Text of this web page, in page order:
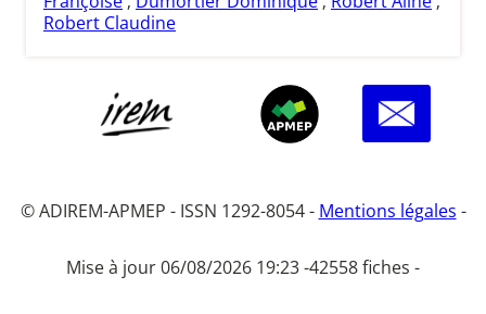
Robert Claudine
© ADIREM-APMEP - ISSN 1292-8054 - Mentions légales -
Mise à jour 06/08/2026 19:23 -42558 fiches -